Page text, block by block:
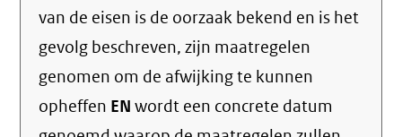
van de eisen is de oorzaak bekend en is het
gevolg beschreven, zijn maatregelen
genomen om de afwijking te kunnen
opheffen EN wordt een concrete datum